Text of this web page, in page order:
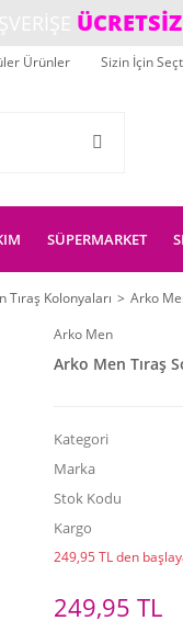
Ürünler Sizin İçin
SÜPERMARKET
Tıraş Kolonyaları
Arko
Arko Men
Arko Men Tıraş
Kategori
Marka
Stok Kodu
Kargo
249,95 TL den
249,95 TL